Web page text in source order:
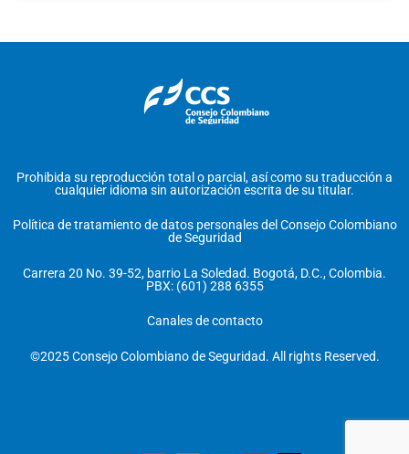
Prohibida su reproducción total o parcial, así como su traducción a
cualquier idioma sin autorización escrita de su titular.
Política de tratamiento de datos personales del Consejo Colombiano
de Seguridad
Carrera 20 No. 39-52, barrio La Soledad. Bogotá, D.C., Colombia.
PBX: (601) 288 6355
Canales de contacto
©2025 Consejo Colombiano de Seguridad. All rights Reserved.